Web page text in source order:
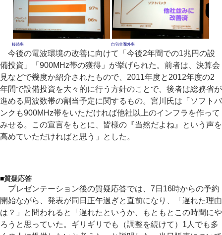
接続率 自宅非圏外率
今後の電波環境の改善に向けて「今後2年間での1兆円の設
備投資」「900MHz帯の獲得」が挙げられた。前者は、決算会
見などで幾度か紹介されたもので、2011年度と2012年度の2
年間で設備投資を大々的に行う方針のことで、後者は総務省が
進める周波数帯の割当予定に関するもの。宮川氏は「ソフトバ
ンクも900MHz帯をいただければ他社以上のインフラを作って
みせる。この宣言をもとに、皆様の『当然だよね』という声を
高めていただければと思う」とした。
■質疑応答
プレゼンテーション後の質疑応答では、7日16時からの予約
開始ながら、発表が同日正午過ぎと直前になり、「遅れた理由
は？」と問われると「遅れたというか、もともとこの時間にや
ろうと思っていた。ギリギリでも（調整を続けて）1人でも多